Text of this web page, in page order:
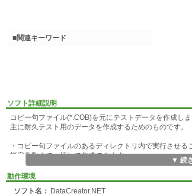
ソフト詳細説明
コピー句ファイル(*.COB)を元にテストデータを作成しま
主に耐久テスト用のデータを作成するためのものです。
・コピー句ファイルのあるディレクトリ内で実行させる
指定件数まで一括して作成できます。
・作成できるデータ形式は次の3通りです。
・CSVデータ(ヘッダあり/なし)
・固定長データ(改行あり/なし)
▼ 続
動作環境
ソフト名： DataCreator.NET
■関連キーワード